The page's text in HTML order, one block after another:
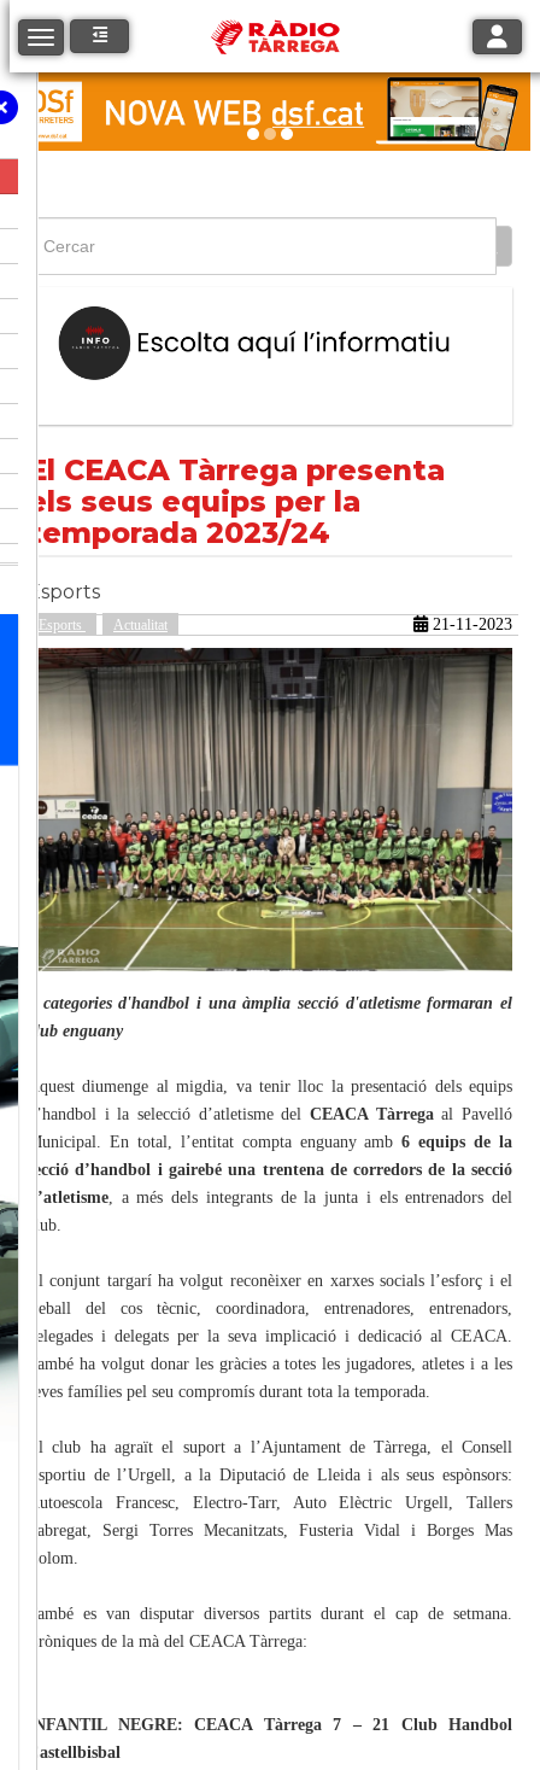
Toggle navigation
El CEACA Tàrrega presenta
els seus equips per la
temporada 2023/24
Esports
Esports Actualitat 21-11-2023
6 categories d'handbol i una àmplia secció d'atletisme formaran el
club enguany
Aquest diumenge al migdia, va tenir lloc la presentació dels equips
d’handbol i la selecció d’atletisme del CEACA Tàrregaal Pavelló
Municipal. En total, l’entitat compta enguany amb 6 equips de la
secció d’handbol i gairebé una trentena de corredors de la secció
d’atletisme, a més dels integrants de la junta i els entrenadors del
club.
El conjunt targarí ha volgut reconèixer en xarxes socials l’esforç i el
treball del cos tècnic, coordinadora, entrenadores, entrenadors,
delegades i delegats per la seva implicació i dedicació al CEACA.
També ha volgut donar les gràcies a totes les jugadores, atletes i a les
seves famílies pel seu compromís durant tota la temporada.
El club ha agraït el suport a l’Ajuntament de Tàrrega, el Consell
Esportiu de l’Urgell, a la Diputació de Lleida i als seus espònsors:
Autoescola Francesc, Electro-Tarr, Auto Elèctric Urgell, Tallers
Fabregat, Sergi Torres Mecanitzats, Fusteria Vidal i Borges Mas
Colom.
També es van disputar diversos partits durant el cap de setmana.
Cròniques de la mà del CEACA Tàrrega:
INFANTIL NEGRE: CEACA Tàrrega 7 – 21 Club Handbol
Castellbisbal